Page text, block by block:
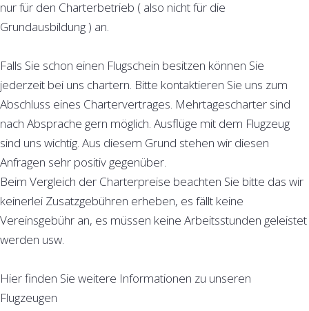
nur für den Charterbetrieb ( also nicht für die
Grundausbildung ) an.
Falls Sie schon einen Flugschein besitzen können Sie
jederzeit bei uns chartern. Bitte kontaktieren Sie uns zum
Abschluss eines Chartervertrages. Mehrtagescharter sind
nach Absprache gern möglich. Ausflüge mit dem Flugzeug
sind uns wichtig. Aus diesem Grund stehen wir diesen
Anfragen sehr positiv gegenüber.
Beim Vergleich der Charterpreise beachten Sie bitte das wir
keinerlei Zusatzgebühren erheben, es fällt keine
Vereinsgebühr an, es müssen keine Arbeitsstunden geleistet
werden usw.
Hier finden Sie weitere Informationen zu unseren
Flugzeugen